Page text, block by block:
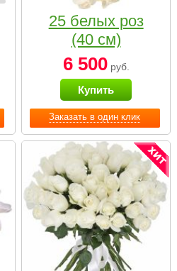
Заказать в один клик
25 белых роз
(40 см)
6 500руб.
Купить